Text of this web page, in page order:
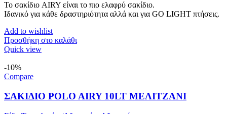
was:
11,00 €.
τιμή
είναι:
Το σακίδιο AIRY είναι το πιο ελαφρύ σακίδιο.
Ιδανικό για κάθε δραστηριότητα αλλά και για GO LIGHT πτήσεις.
Add to wishlist
Προσθήκη στο καλάθι
Quick view
-10%
Compare
ΣΑΚΙΔΙΟ POLO AIRY 10LT ΜΕΛΙΤΖΑΝΙ